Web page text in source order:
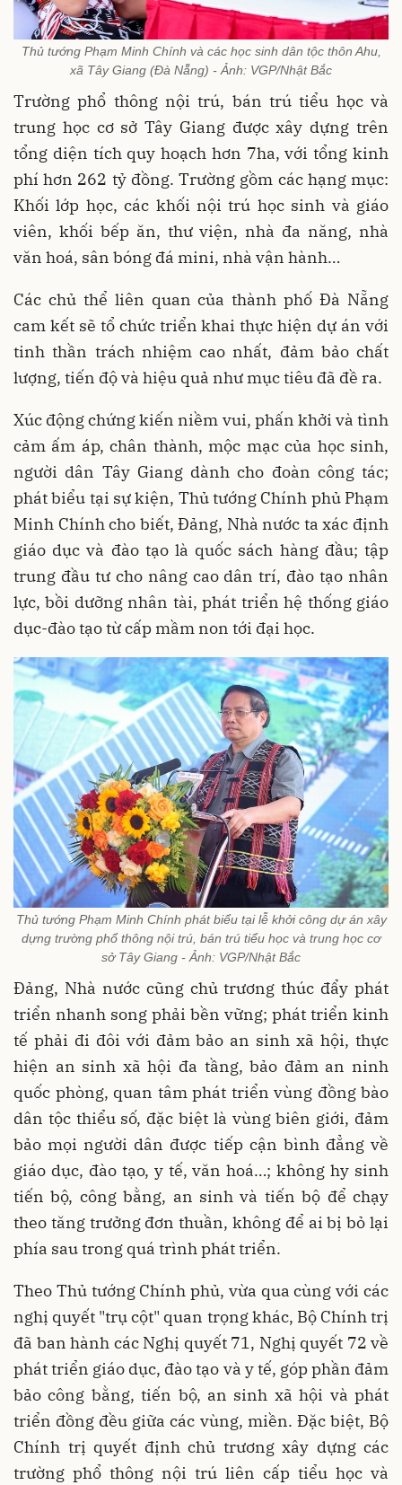
Thủ tướng Phạm Minh Chính và các học sinh dân tộc thôn Ahu,
xã Tây Giang (Đà Nẵng) - Ảnh: VGP/Nhật Bắc
Trường phổ thông nội trú, bán trú tiểu học và
trung học cơ sở Tây Giang được xây dựng trên
tổng diện tích quy hoạch hơn 7ha, với tổng kinh
phí hơn 262 tỷ đồng. Trường gồm các hạng mục:
Khối lớp học, các khối nội trú học sinh và giáo
viên, khối bếp ăn, thư viện, nhà đa năng, nhà
văn hoá, sân bóng đá mini, nhà vận hành…
Các chủ thể liên quan của thành phố Đà Nẵng
cam kết sẽ tổ chức triển khai thực hiện dự án với
tinh thần trách nhiệm cao nhất, đảm bảo chất
lượng, tiến độ và hiệu quả như mục tiêu đã đề ra.
Xúc động chứng kiến niềm vui, phấn khởi và tình
cảm ấm áp, chân thành, mộc mạc của học sinh,
người dân Tây Giang dành cho đoàn công tác;
phát biểu tại sự kiện, Thủ tướng Chính phủ Phạm
Minh Chính cho biết, Đảng, Nhà nước ta xác định
giáo dục và đào tạo là quốc sách hàng đầu; tập
trung đầu tư cho nâng cao dân trí, đào tạo nhân
lực, bồi dưỡng nhân tài, phát triển hệ thống giáo
dục-đào tạo từ cấp mầm non tới đại học.
Thủ tướng Phạm Minh Chính phát biểu tại lễ khởi công dự án xây
dựng trường phổ thông nội trú, bán trú tiểu học và trung học cơ
sở Tây Giang - Ảnh: VGP/Nhật Bắc
Đảng, Nhà nước cũng chủ trương thúc đẩy phát
triển nhanh song phải bền vững; phát triển kinh
tế phải đi đôi với đảm bảo an sinh xã hội, thực
hiện an sinh xã hội đa tầng, bảo đảm an ninh
quốc phòng, quan tâm phát triển vùng đồng bào
dân tộc thiểu số, đặc biệt là vùng biên giới, đảm
bảo mọi người dân được tiếp cận bình đẳng về
giáo dục, đào tạo, y tế, văn hoá…; không hy sinh
tiến bộ, công bằng, an sinh và tiến bộ để chạy
theo tăng trưởng đơn thuần, không để ai bị bỏ lại
phía sau trong quá trình phát triển.
Theo Thủ tướng Chính phủ, vừa qua cùng với các
nghị quyết "trụ cột" quan trọng khác, Bộ Chính trị
đã ban hành các Nghị quyết 71, Nghị quyết 72 về
phát triển giáo dục, đào tạo và y tế, góp phần đảm
bảo công bằng, tiến bộ, an sinh xã hội và phát
triển đồng đều giữa các vùng, miền. Đặc biệt, Bộ
Chính trị quyết định chủ trương xây dựng các
trường phổ thông nội trú liên cấp tiểu học và